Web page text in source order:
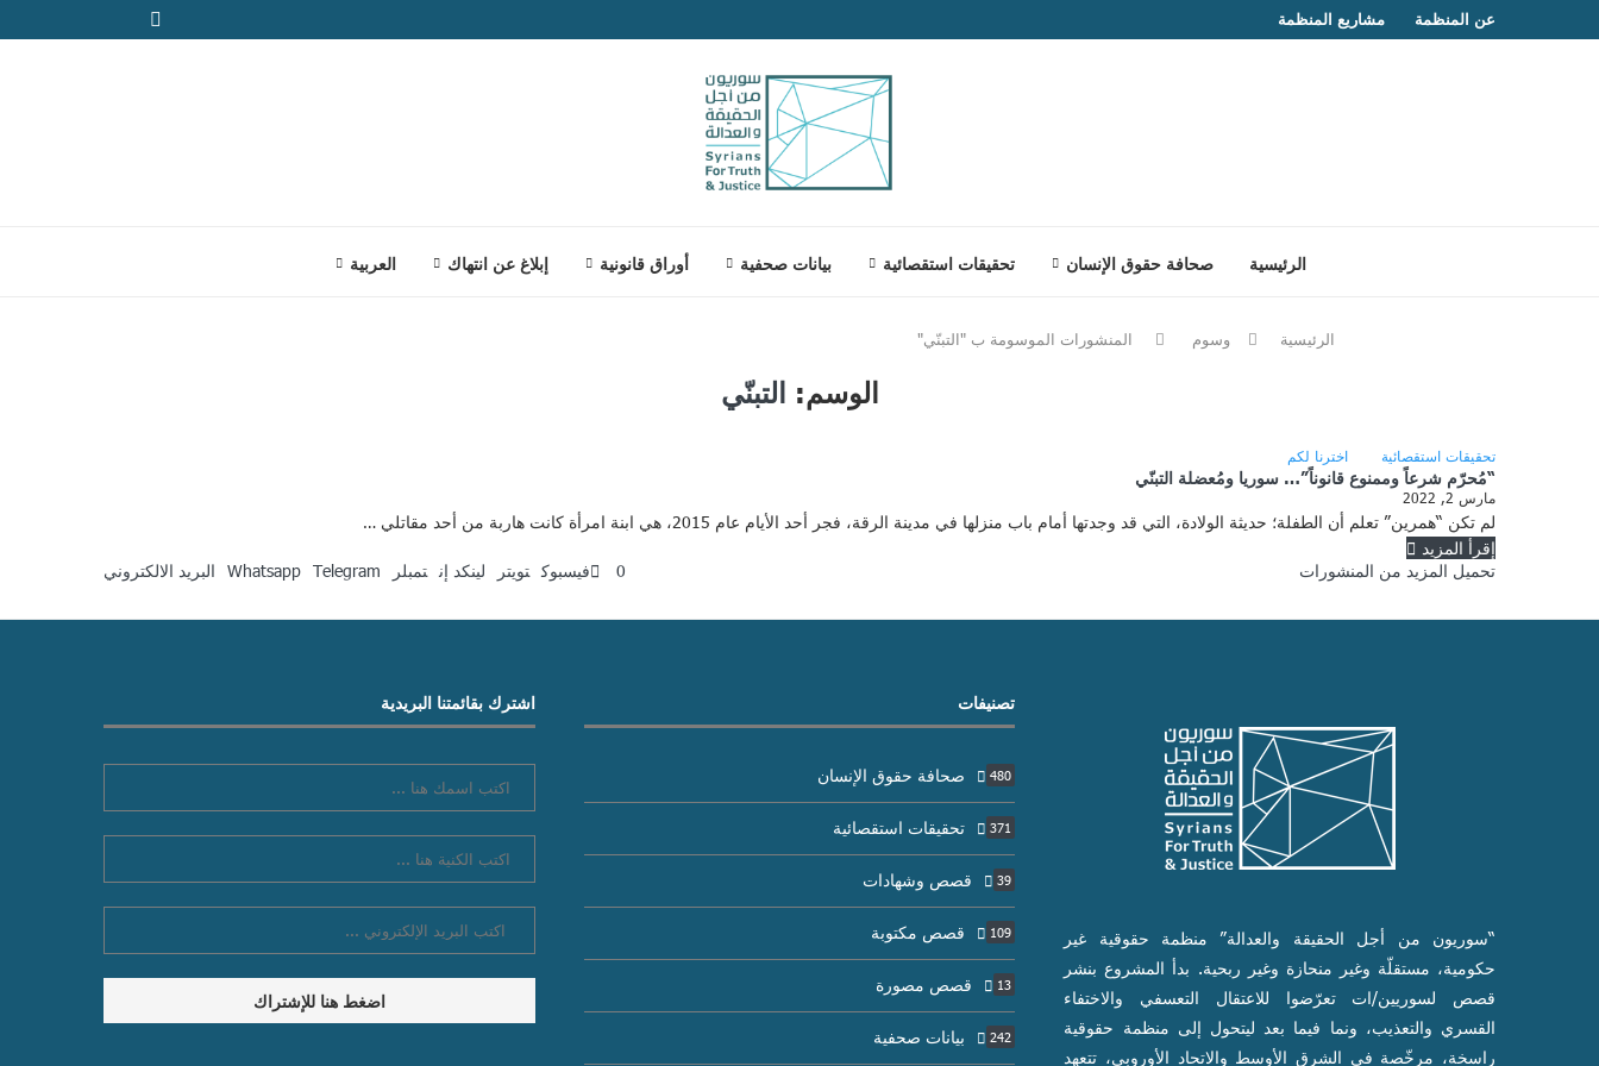
عن المنظمة مشاريع المنظمة
الرئيسية صحافة حقوق الإنسان تحقيقات استقصائية بيانات صحفية أوراق قانونية إبلاغ عن انتهاك العربية
الرئيسية وسوم المنشورات الموسومة ب "التبنّي"
الوسم: التبنّي
تحقيقات استقصائية اخترنا لكم
“مُحرّم شرعاً وممنوع قانوناً”… سوريا ومُعضلة التبنّي
مارس 2, 2022
لم تكن “همرين” تعلم أن الطفلة؛ حديثة الولادة، التي قد وجدتها أمام باب منزلها في مدينة الرقة، فجر أحد الأيام عام 2015، هي ابنة امرأة كانت هاربة من أحد مقاتلي …
إقرأ المزيد
0
فيسبوك تويتر لينكد إن تمبلر Whatsapp Telegram البريد الالكتروني تحميل المزيد من المنشورات
“سوريون من أجل الحقيقة والعدالة” منظمة حقوقية غير
حكومية، مستقلّة وغير منحازة وغير ربحية. بدأ المشروع بنشر
قصص لسوريين/ات تعرّضوا للاعتقال التعسفي والاختفاء
القسري والتعذيب، ونما فيما بعد ليتحول إلى منظمة حقوقية
راسخة، مرخّصة في الشرق الأوسط والاتحاد الأوروبي، تتعهد
تصنيفات
صحافة حقوق الإنسان 480
تحقيقات استقصائية 371
قصص وشهادات 39
قصص مكتوبة 109
قصص مصورة 13
بيانات صحفية 242
اشترك بقائمتنا البريدية